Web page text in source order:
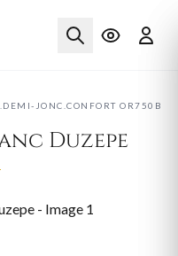
JONC.CONFORT OR750B
Duzepe